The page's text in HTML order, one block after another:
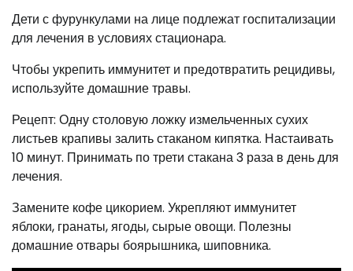
Дети с фурункулами на лице подлежат госпитализации
для лечения в условиях стационара.
Чтобы укрепить иммунитет и предотвратить рецидивы,
используйте домашние травы.
Рецепт: Одну столовую ложку измельченных сухих
листьев крапивы залить стаканом кипятка. Настаивать
10 минут. Принимать по трети стакана 3 раза в день для
лечения.
Замените кофе цикорием. Укрепляют иммунитет
яблоки, гранаты, ягоды, сырые овощи. Полезны
домашние отвары боярышника, шиповника.